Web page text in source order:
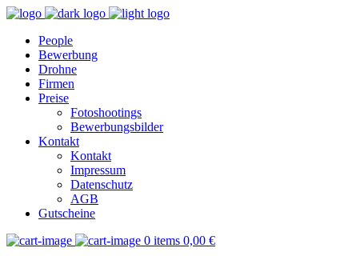
People
Bewerbung
Drohne
Firmen
Preise
Fotoshootings
Bewerbungsbilder
Kontakt
Kontakt
Impressum
Datenschutz
AGB
Gutscheine
0 items 0,00 €